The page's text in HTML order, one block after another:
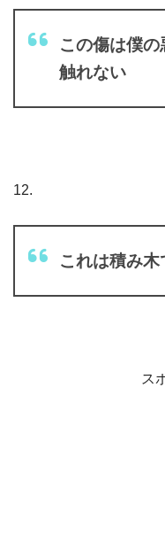
この傷は僕
触れない
12.
これは積み
ス